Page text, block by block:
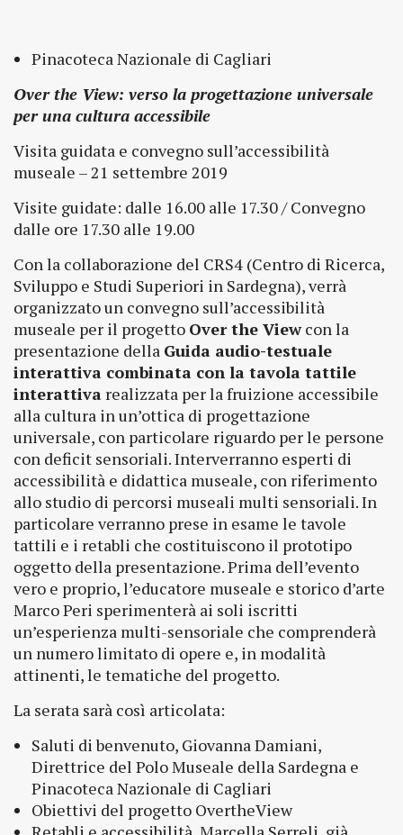
Pinacoteca Nazionale di Cagliari
Over the View: verso la progettazione universale
per una cultura accessibile
Visita guidata e convegno sull’accessibilità
museale – 21 settembre 2019
Visite guidate: dalle 16.00 alle 17.30 / Convegno
dalle ore 17.30 alle 19.00
Con la collaborazione del CRS4 (Centro di Ricerca,
Sviluppo e Studi Superiori in Sardegna), verrà
organizzato un convegno sull’accessibilità
museale per il progetto Over the Viewcon la
presentazione della Guida audio-testuale
interattiva combinata con la tavola tattile
interattiva realizzata per la fruizione accessibile
alla cultura in un’ottica di progettazione
universale, con particolare riguardo per le persone
con deficit sensoriali. Interverranno esperti di
accessibilità e didattica museale, con riferimento
allo studio di percorsi museali multi sensoriali. In
particolare verranno prese in esame le tavole
tattili e i retabli che costituiscono il prototipo
oggetto della presentazione. Prima dell’evento
vero e proprio, l’educatore museale e storico d’arte
Marco Peri sperimenterà ai soli iscritti
un’esperienza multi-sensoriale che comprenderà
un numero limitato di opere e, in modalità
attinenti, le tematiche del progetto.
La serata sarà così articolata:
Saluti di benvenuto, Giovanna Damiani,
Direttrice del Polo Museale della Sardegna e
Pinacoteca Nazionale di Cagliari
Obiettivi del progetto OvertheView